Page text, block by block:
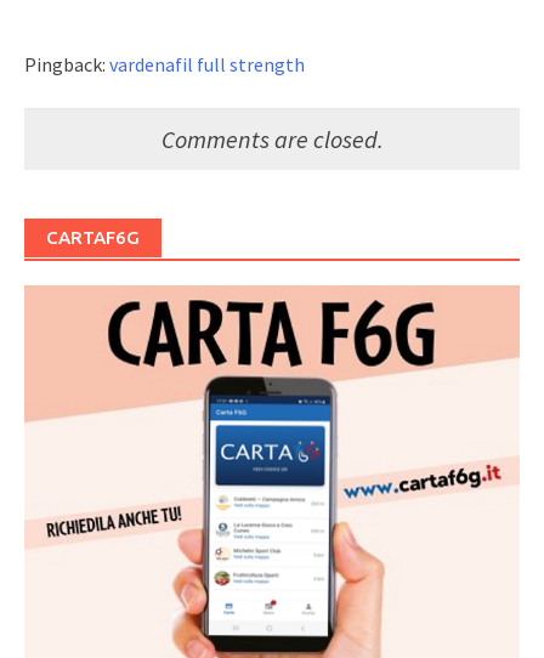
Pingback: vardenafil full strength
Comments are closed.
CARTAF6G